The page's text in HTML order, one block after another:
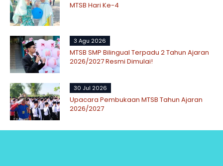
MTSB Hari Ke-4
3 Agu 2026
MTSB SMP Bilingual Terpadu 2 Tahun Ajaran
2026/2027 Resmi Dimulai!
30 Jul 2026
Upacara Pembukaan MTSB Tahun Ajaran
2026/2027